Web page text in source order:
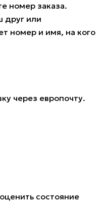
номер заказа.
друг или
номер и имя, на кого
через европочту.
состояние